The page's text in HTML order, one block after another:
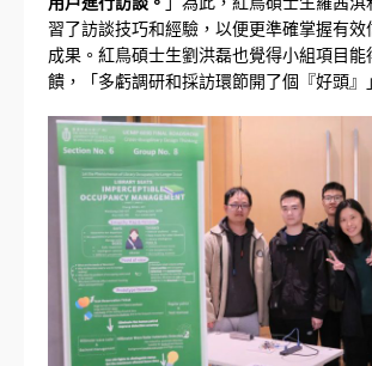
習了訪談技巧和經驗，以便更準確掌握有效
成果。紅鳥碩士生劉洪磊也覺得小組項目能
饋，「多虧調研和採訪環節開了個『好頭』